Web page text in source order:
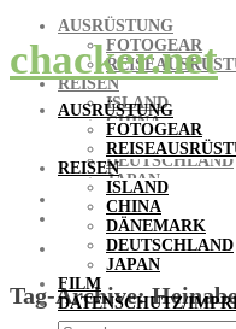
chacker.net
AUSRÜSTUNG
FOTOGEAR
REISEN
ISLAND
CHINA
DÄNEMARK
DEUTSCHLAND
JAPAN
FILM
DATENSCHUTZ/
AUSRÜSTUNG
FOTOGEAR
REISEN
ISLAND
CHINA
DÄNEMARK
DEUTSCHLAND
JAPAN
FILM
DATENSCHUTZ/
Tag-Archive: